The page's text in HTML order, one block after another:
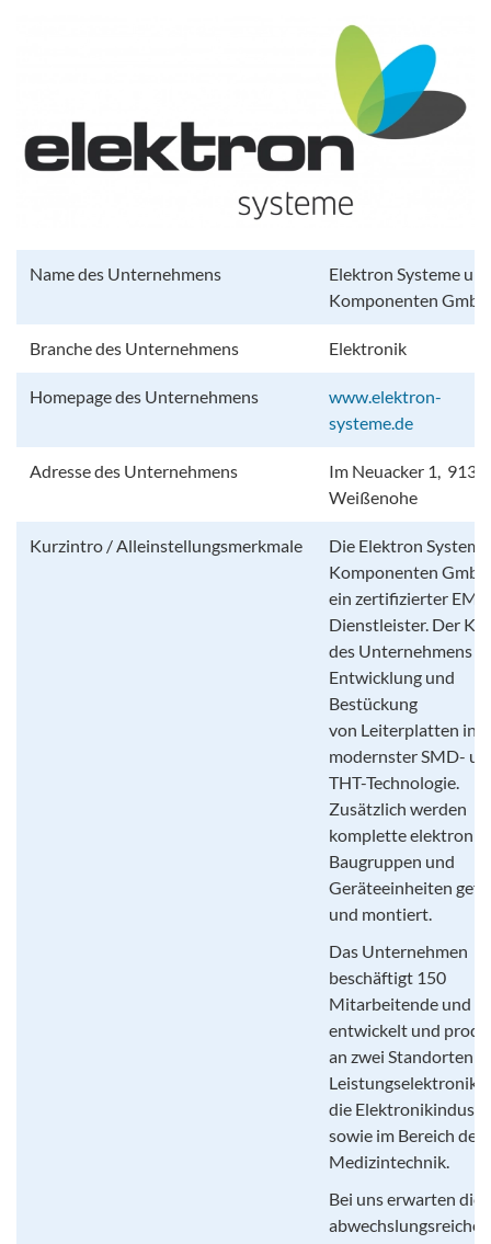
Name des Unternehmens
Elektron Systeme
Komponenten GmbH
Branche des Unternehmens Elektronik
Homepage des Unternehmens
www.elektron-
systeme.de
Adresse des Unternehmens
Im Neuacker 1,
Weißenohe
Kurzintro / Alleinstellungsmerkmale
Die Elektron
Komponenten
ein zertifizierter
Dienstleister. Der
des Unternehmens
Entwicklung und
Bestückung
von Leiterplatten in
modernster SMD-
THT-Technologie.
Zusätzlich werden
komplette
Baugruppen und
Geräteeinheiten
und montiert.
Das Unternehmen
beschäftigt 150
Mitarbeitende und
entwickelt und
an zwei Standorten
Leistungselektronik
die
sowie im Bereich der
Medizintechnik.
Bei uns erwarten die
abwechslungsreiche